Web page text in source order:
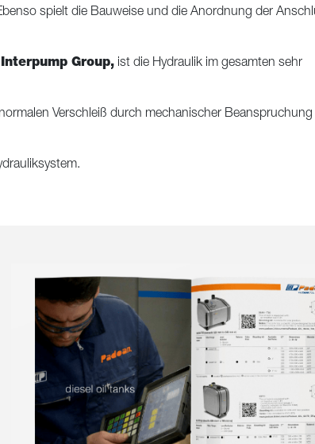
spielt die Bauweise und die Anordnung der
Interpump Group, ist die Hydraulik im gesamten sehr
Verschleiß durch mechanischer